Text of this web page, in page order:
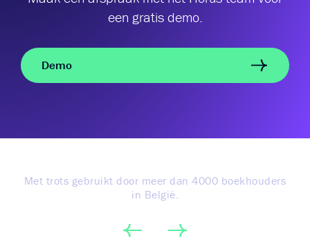
een gratis demo.
Demo
Met trots gebruikt door meer dan 4000 boekhouders
in België.